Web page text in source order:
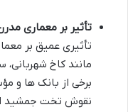
تأثیر بر معماری
تأثیری عمیق بر
مانند کاخ
برخی از بانک ها و
نقوش تخت جمشید